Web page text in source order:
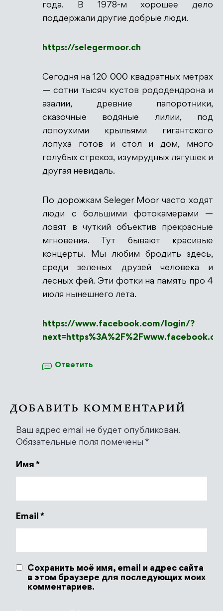
года. В 1978-м хорошее дело
поддержали другие добрые люди.
https://selegermoor.ch
Сегодня на 120 000 квадратных метрах
— сотни тысяч кустов рододендрона и
азалии, древние папоротники,
сказочные водяные лилии, под
лопоухими крыльями гигантского
лопуха готов и стол и дом, много
голубых стрекоз, изумрудных лягушек и
другая невидаль.
По дорожкам Seleger Moor часто ходят
люди с большими фотокамерами —
ловят в чуткий объектив прекрасные
мгновения. Тут бывают красивые
концерты. Мы любим бродить здесь,
среди зеленых друзей человека и
лесных фей. Эти фотки на память про 4
июля нынешнего лета.
https://www.facebook.com/login/?
Ответить
ДОБАВИТЬ КОММЕНТАРИЙ
Ваш адрес email не будет опубликован.
Обязательные поля помечены *
Имя *
Email *
Сохранить моё имя, email и адрес сайта
в этом браузере для последующих моих
комментариев.